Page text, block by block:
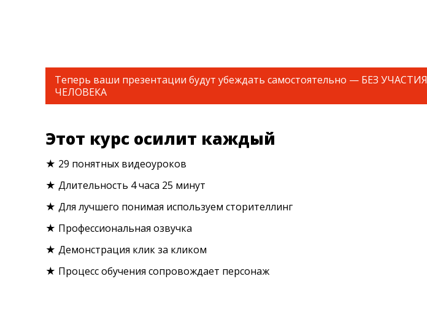
Теперь ваши презентации будут убеждать самостоятельно — БЕЗ УЧАСТИЯ
ЧЕЛОВЕКА
Этот курс осилит каждый
★ 29 понятных видеоуроков
★ Длительность 4 часа 25 минут
★ Для лучшего понимая используем сторителлинг
★ Профессиональная озвучка
★ Демонстрация клик за кликом
★ Процесс обучения сопровождает персонаж